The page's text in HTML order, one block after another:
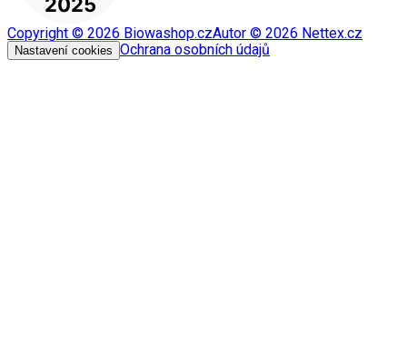
Copyright © 2026 Biowashop.czAutor © 2026 Nettex.cz
Nastavení cookies Ochrana osobních údajů